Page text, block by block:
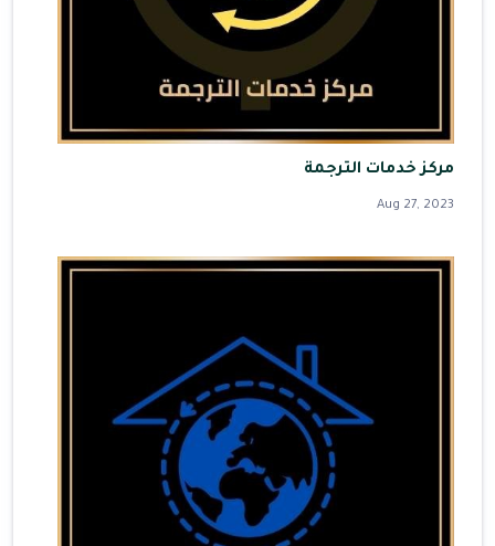
مركز خدمات الترجمة
Aug 27, 2023